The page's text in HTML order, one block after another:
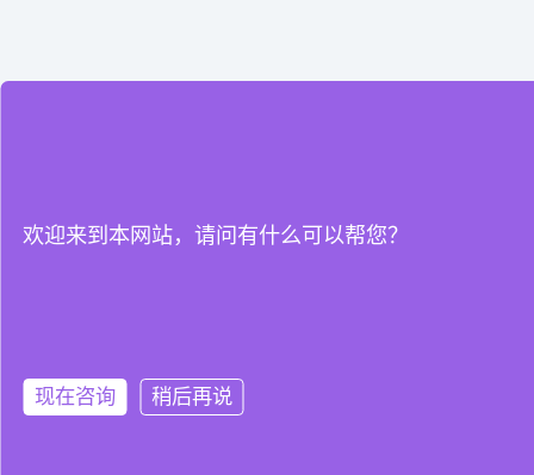
欢迎来到本网站，请问有什么可以帮您？
现在咨询 稍后再说